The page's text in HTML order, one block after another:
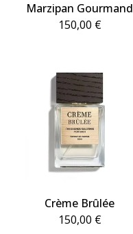
Marzipan Gourmand
150,00 €
Crème Brûlée
150,00 €